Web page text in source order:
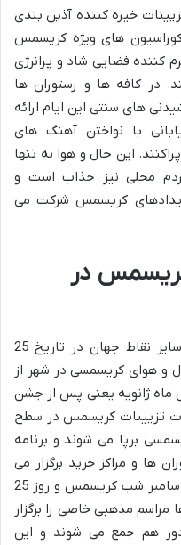
خیره کننده آذین بندی
های ویژه کریسمس
کننده فضایی شاد و پرانرژی
در کافه ها و رستوران ها
های سنتی این ایام ارائه
با نواختن آهنگ های
این حال و هوا نه تنها
محلی نیز جذاب است و
کریسمس شرکت می
کریسمس در
جشن کریسمس در استانبول مانند سایر نقاط جهان در تاریخ 25
و هوای کریسمسی در شهر از
ماه ژانویه یعنی پس از جشن
تزیینات کریسمس در سطح
برپا می شوند و برنامه
ها و مراکز خرید برگزار می
شوند. اوج این جشن ها در شب 24 دسامبر شب کریسمس و روز 25
مذهبی خاصی را برگزار
هم جمع می شوند و این